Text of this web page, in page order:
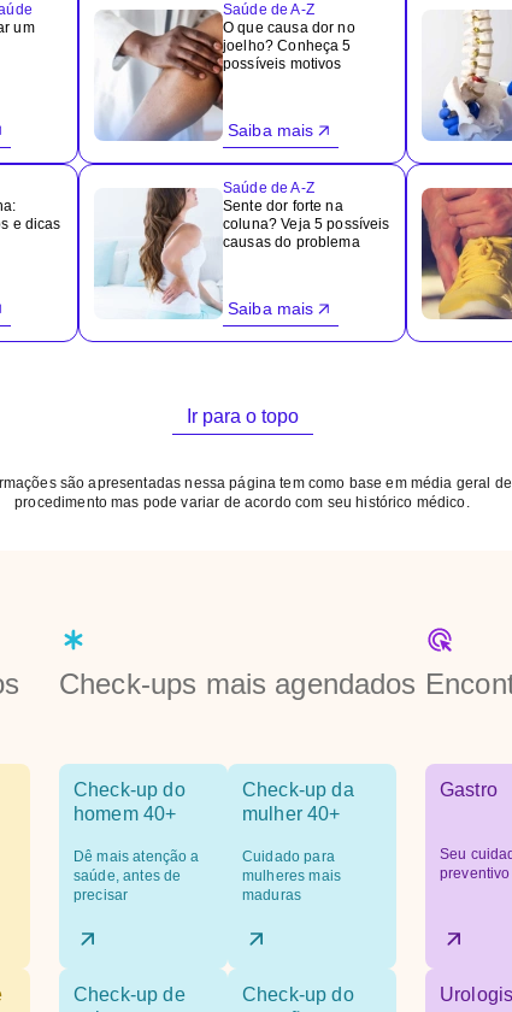
um
Saúde de A-Z
O que causa dor no
joelho? Conheça 5
possíveis motivos
Saiba mais
e dicas
Saúde de A-Z
Sente dor forte na
coluna? Veja 5 possíveis
causas do problema
Saiba mais
Ir para o topo
são apresentadas nessa página tem como base em média geral
procedimento mas pode variar de acordo com seu histórico médico.
Check-ups mais agendados
Check-up do
homem 40+
Dê mais atenção a
saúde, antes de
precisar
Check-up da
mulher 40+
Cuidado para
mulheres mais
maduras
Check-up de
Check-up do
Gastro
Seu